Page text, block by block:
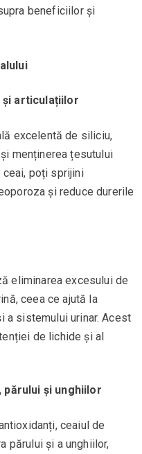
beneficiilor și
și articulațiilor
excelentă de siliciu,
menținerea țesutului
poți sprijini
și reduce durerile
eliminarea excesului de
ceea ce ajută la
a sistemului urinar. Acest
de lichide și al
părului și unghiilor
ceaiul de
părului și a unghiilor,